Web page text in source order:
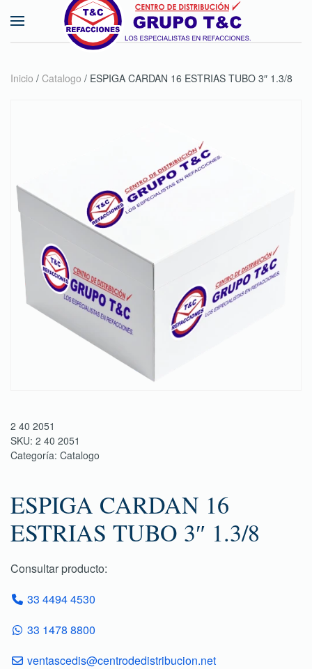
Skip to main content
Inicio / Catalogo / ESPIGA CARDAN 16 ESTRIAS TUBO 3″ 1.3/8
2 40 2051
SKU: 2 40 2051
Categoría: Catalogo
ESPIGA CARDAN 16
ESTRIAS TUBO 3″ 1.3/8
Consultar producto:
33 4494 4530
33 1478 8800
ventascedis@centrodedistribucion.net